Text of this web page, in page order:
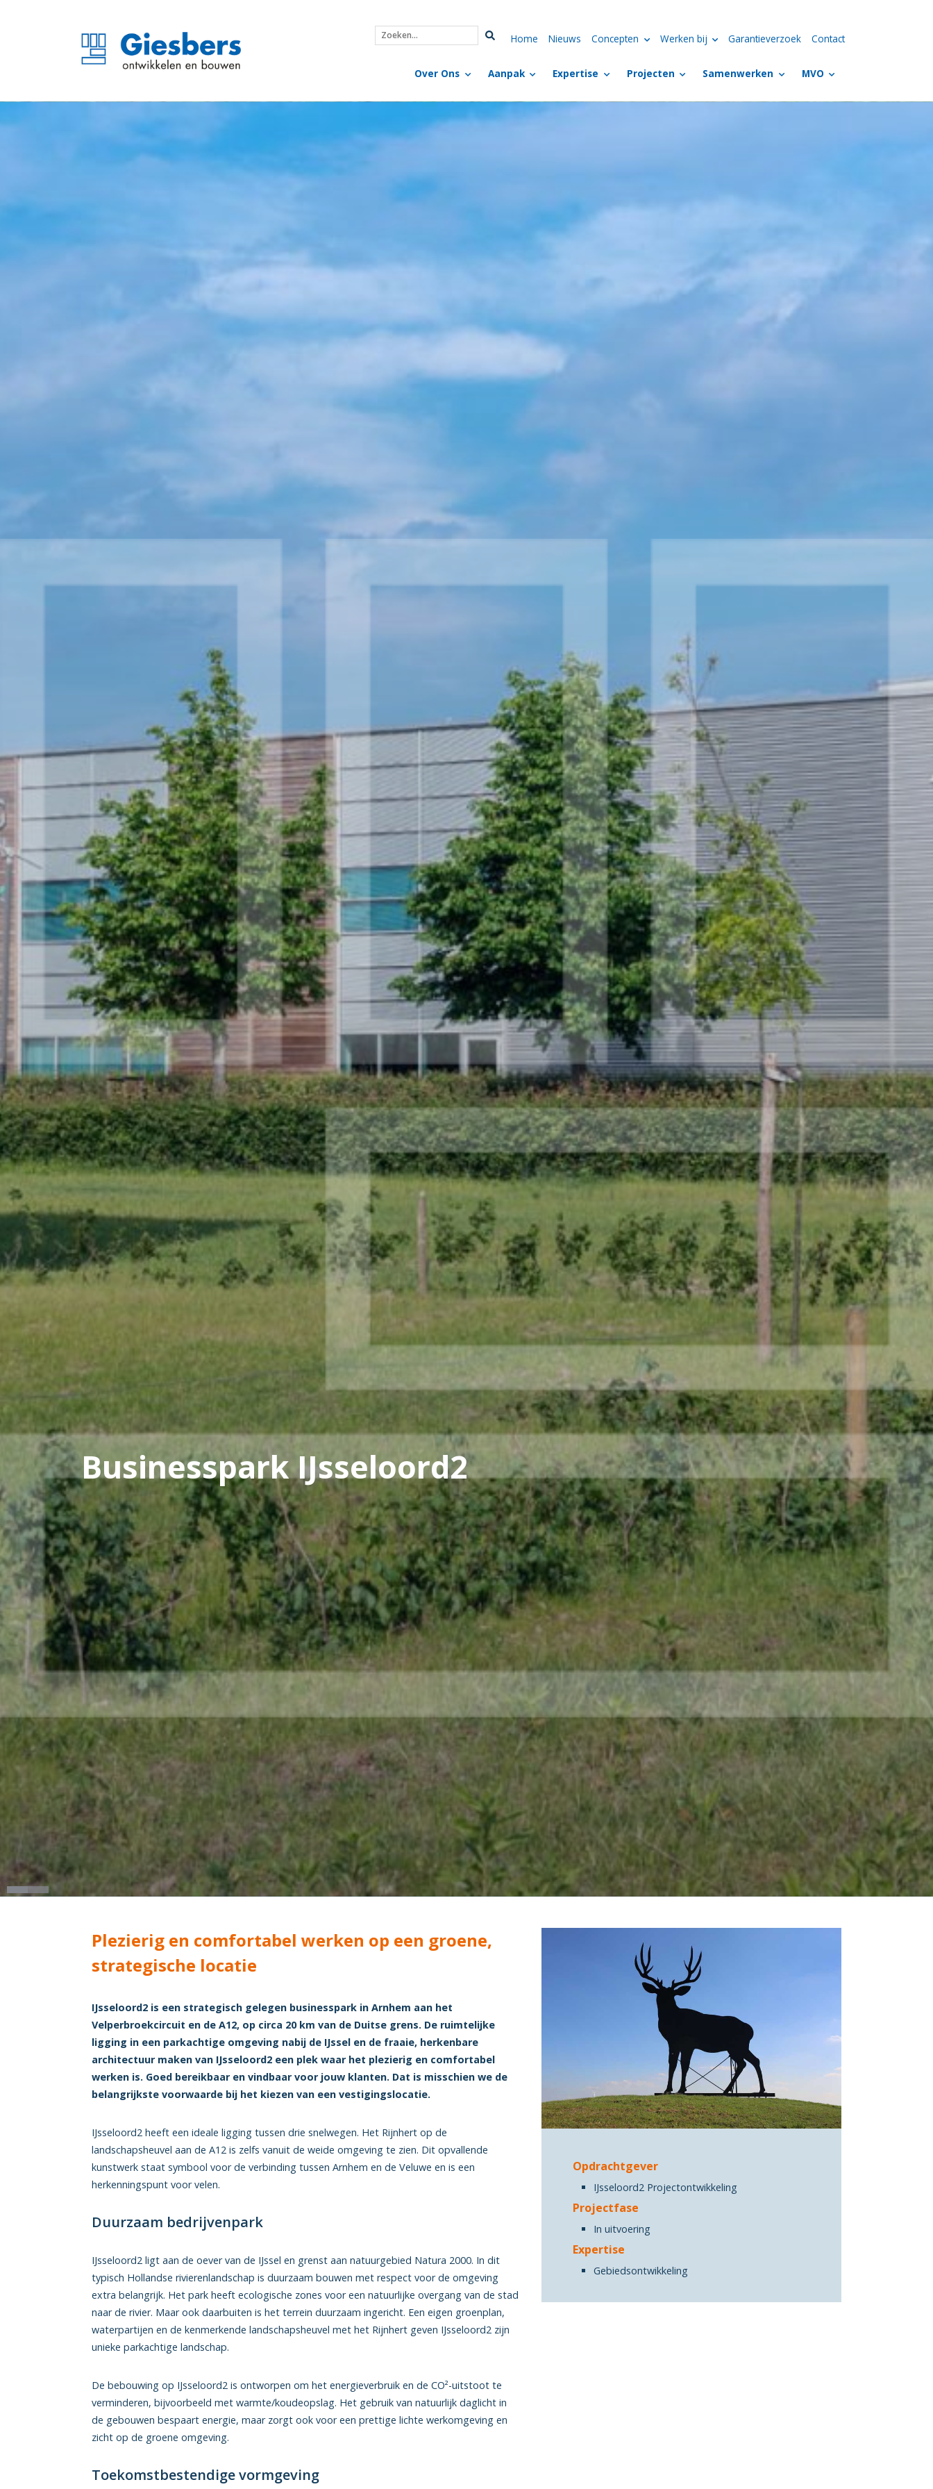
Zoeken... Home Nieuws Concepten Werken bij Garantieverzoek Contact
Over Ons Aanpak Expertise Projecten Samenwerken MVO
Businesspark IJsseloord2
Businesspark IJsseloord2
Plezierig en comfortabel werken op een groene,
strategische locatie
IJsseloord2 is een strategisch gelegen businesspark in Arnhem aan het
Velperbroekcircuit en de A12, op circa 20 km van de Duitse grens. De ruimtelijke
ligging in een parkachtige omgeving nabij de IJssel en de fraaie, herkenbare
architectuur maken van IJsseloord2 een plek waar het plezierig en comfortabel
werken is. Goed bereikbaar en vindbaar voor jouw klanten. Dat is misschien we de
belangrijkste voorwaarde bij het kiezen van een vestigingslocatie.
IJsseloord2 heeft een ideale ligging tussen drie snelwegen. Het Rijnhert op de
landschapsheuvel aan de A12 is zelfs vanuit de weide omgeving te zien. Dit opvallende
kunstwerk staat symbool voor de verbinding tussen Arnhem en de Veluwe en is een
herkenningspunt voor velen.
Duurzaam bedrijvenpark
IJsseloord2 ligt aan de oever van de IJssel en grenst aan natuurgebied Natura 2000. In dit
typisch Hollandse rivierenlandschap is duurzaam bouwen met respect voor de omgeving
extra belangrijk. Het park heeft ecologische zones voor een natuurlijke overgang van de stad
naar de rivier. Maar ook daarbuiten is het terrein duurzaam ingericht. Een eigen groenplan,
waterpartijen en de kenmerkende landschapsheuvel met het Rijnhert geven IJsseloord2 zijn
unieke parkachtige landschap.
De bebouwing op IJsseloord2 is ontworpen om het energieverbruik en de CO²-uitstoot te
verminderen, bijvoorbeeld met warmte/koudeopslag. Het gebruik van natuurlijk daglicht in
de gebouwen bespaart energie, maar zorgt ook voor een prettige lichte werkomgeving en
zicht op de groene omgeving.
Toekomstbestendige vormgeving
Opdrachtgever
IJsseloord2 Projectontwikkeling
Projectfase
In uitvoering
Expertise
Gebiedsontwikkeling